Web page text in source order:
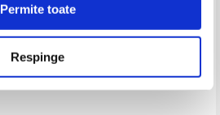
Permite toate
RespingeSilvia D. F. - Instincte primare (2